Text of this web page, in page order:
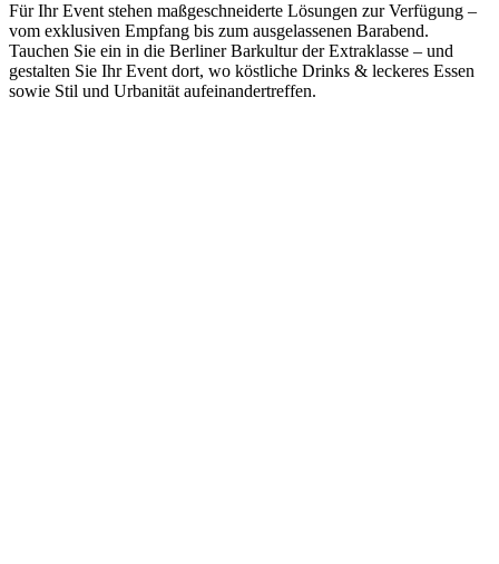
Für Ihr Event stehen maßgeschneiderte Lösungen zur Verfügung –
vom exklusiven Empfang bis zum ausgelassenen Barabend.
Tauchen Sie ein in die Berliner Barkultur der Extraklasse – und
gestalten Sie Ihr Event dort, wo köstliche Drinks & leckeres Essen
sowie Stil und Urbanität aufeinandertreffen.